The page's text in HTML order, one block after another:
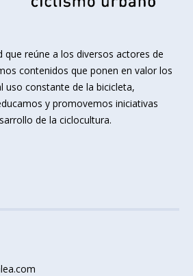
que reúne a los diversos actores de
contenidos que ponen en valor los
uso constante de la bicicleta,
y promovemos iniciativas
de la ciclocultura.